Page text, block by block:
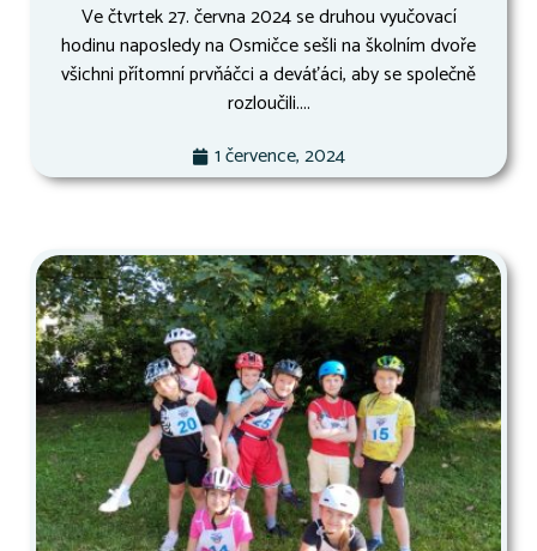
Ve čtvrtek 27. června 2024 se druhou vyučovací
hodinu naposledy na Osmičce sešli na školním dvoře
všichni přítomní prvňáčci a deváťáci, aby se společně
rozloučili....
1 července, 2024